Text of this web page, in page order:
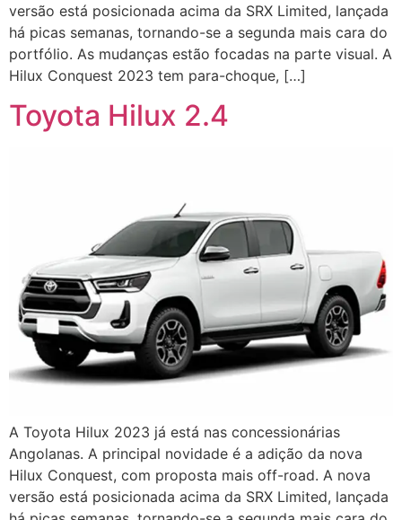
versão está posicionada acima da SRX Limited, lançada
há picas semanas, tornando-se a segunda mais cara do
portfólio. As mudanças estão focadas na parte visual. A
Hilux Conquest 2023 tem para-choque, […]
Toyota Hilux 2.4
A Toyota Hilux 2023 já está nas concessionárias
Angolanas. A principal novidade é a adição da nova
Hilux Conquest, com proposta mais off-road. A nova
versão está posicionada acima da SRX Limited, lançada